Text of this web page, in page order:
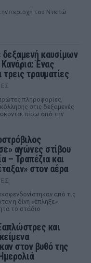
περιοχή του Ντεπώ
καυσίμων
Ένας
τρεις τραυματίες
πληροφορίες,
στις δεξαμενές
πίσω από την
αγώνες στίβου
– Τραπέζια και
στον αέρα
από τις
η δίνη «έπληξε»
το στάδιο
και
στον βυθό της